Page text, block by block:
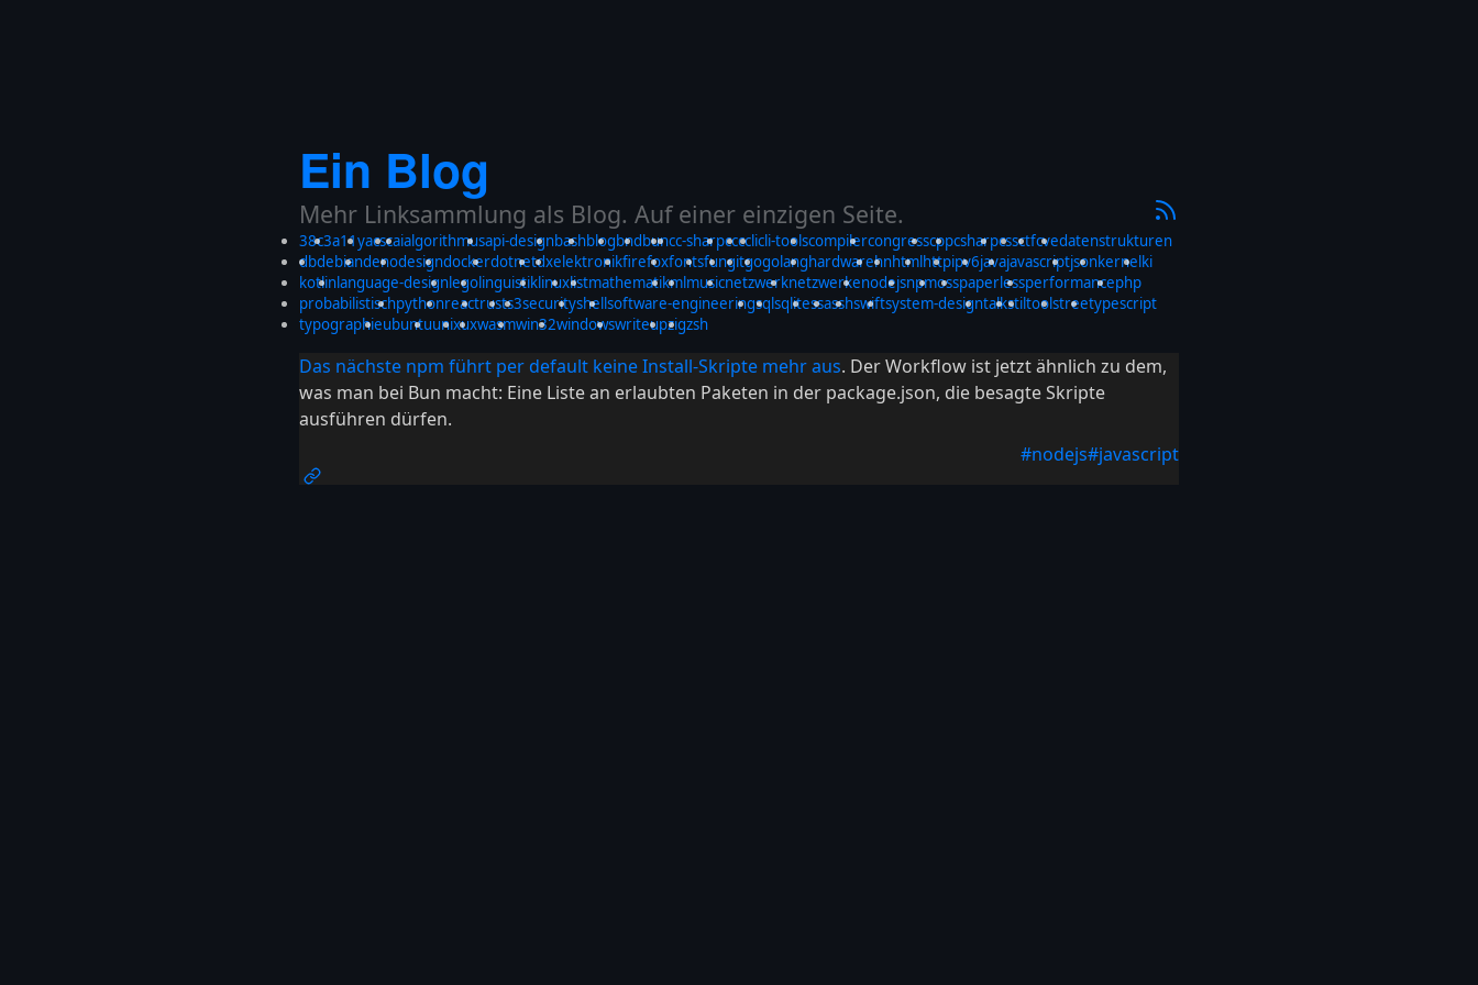
Ein Blog
Mehr Linksammlung als Blog. Auf einer einzigen Seite.
38c3a11yacscaialgorithmusapi-designbashblogbndbuncc-sharpcccclicli-toolscompilercongresscppcsharpcssctfcvedatenstrukturen
dbdebiandenodesigndockerdotnetdxelektronikfirefoxfontsfungitgogolanghardwarehnhtmlhttpipv6javajavascriptjsonkernelki
kotlinlanguage-designlegolinguistiklinuxlistmathematikmlmusicnetzwerknetzwerkenodejsnpmosspaperlessperformancephp
probabilistischpythonreactrusts3securityshellsoftware-engineeringsqlsqlitessasshswiftsystem-designtalkstiltoolstreetypescript
typographieubuntuunixuxwasmwin32windowswriteupzigzsh
Das nächste npm führt per default keine Install-Skripte mehr aus. Der Workflow ist jetzt ähnlich zu dem,
was man bei Bun macht: Eine Liste an erlaubten Paketen in der package.json, die besagte Skripte
ausführen dürfen.
#nodejs#javascript